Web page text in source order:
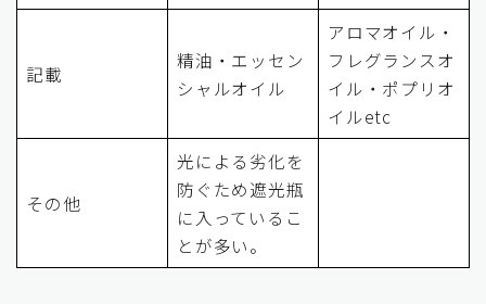
記載
精油・エッセン
シャルオイル
アロマオイル・
フレグランスオ
イル・ポプリオ
イルetc
その他
光による劣化を
防ぐため遮光瓶
に入っているこ
とが多い。